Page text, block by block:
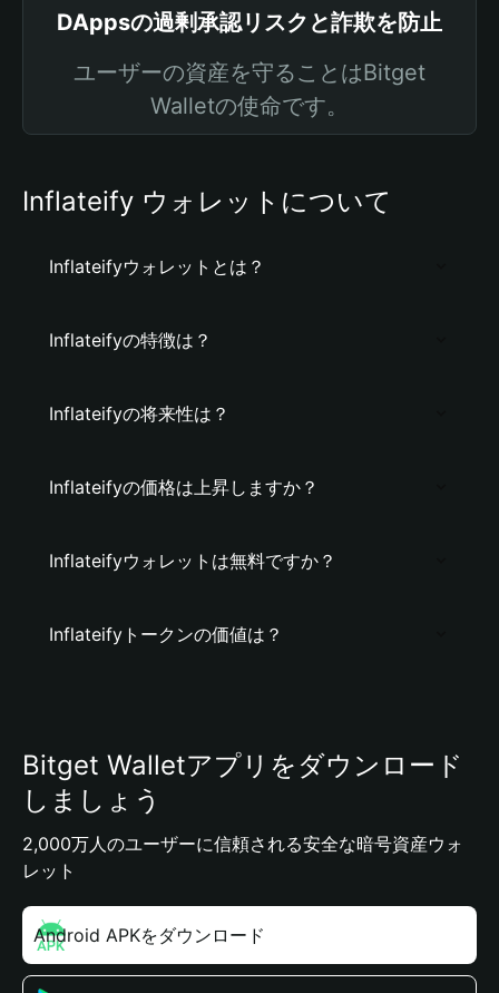
DAppsの過剰承認リスクと詐欺を防止
ユーザーの資産を守ることはBitget
Walletの使命です。
Inflateify ウォレットについて
Inflateifyウォレットとは？
Inflateifyの特徴は？
Inflateifyの将来性は？
Inflateifyの価格は上昇しますか？
Inflateifyウォレットは無料ですか？
Inflateifyトークンの価値は？
Bitget Walletアプリをダウンロード
しましょう
2,000万人のユーザーに信頼される安全な暗号資産ウォ
レット
Android APKをダウンロード